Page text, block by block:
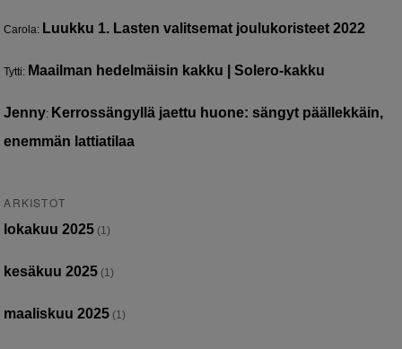
Carola: Luukku 1. Lasten valitsemat joulukoristeet 2022
Tytti: Maailman hedelmäisin kakku | Solero-kakku
Jenny: Kerrossängyllä jaettu huone: sängyt päällekkäin,
enemmän lattiatilaa
ARKISTOT
lokakuu 2025 (1)
kesäkuu 2025 (1)
maaliskuu 2025 (1)